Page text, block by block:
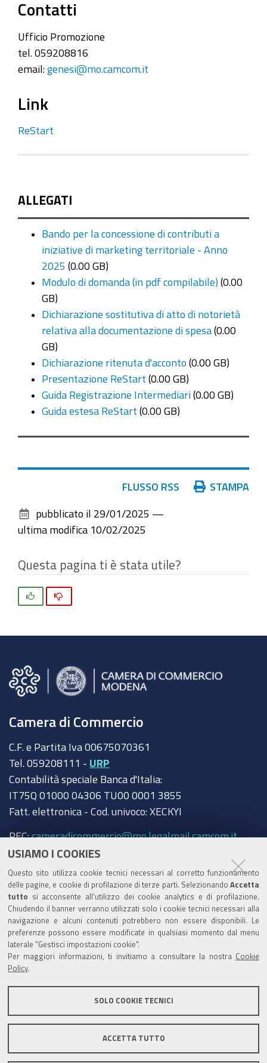
USIAMO I COOKIES
Questo sito utilizza cookie tecnici necessari al corretto funzionamento
delle pagine, e cookie di profilazione di terze parti. Selezionando Accetta
tutto si acconsente all’utilizzo dei cookie analytics e di profilazione.
Chiudendo il banner verranno utilizzati solo i cookie tecnici necessari alla
navigazione e alcuni contenuti potrebbero non essere disponibili. Le
preferenze possono essere modificate in qualsiasi momento dal menu
laterale "Gestisci impostazioni cookie".
Per maggiori informazioni, ti invitiamo a consultare la nostra Cookie
Policy
SOLO COOKIE TECNICI
ACCETTA TUTTO
Contatti
Ufficio Promozione
tel. 059208816
email: genesi@mo.camcom.it
Link
ReStart
ALLEGATI
Bando per la concessione di contributi a
iniziative di marketing territoriale - Anno
2025 (0.00 GB)
Modulo di domanda (in pdf compilabile) (0.00
GB)
Dichiarazione sostitutiva di atto di notorietà
relativa alla documentazione di spesa (0.00
GB)
Dichiarazione ritenuta d'acconto (0.00 GB)
Presentazione ReStart (0.00 GB)
Guida Registrazione Intermediari (0.00 GB)
Guida estesa ReStart (0.00 GB)
documento
FLUSSO RSS STAMPA
pubblicato il 29/01/2025 —
ultima modifica 10/02/2025
Questa pagina ti è stata utile?
Camera di Commercio
C.F. e Partita Iva 00675070361
Tel. 059208111 - URP
Contabilità speciale Banca d'Italia:
IT75Q 01000 04306 TU00 0001 3855
Fatt. elettronica - Cod. univoco: XECKYI
PEC:cameradicommercio@mo.legalmail.camcom.it
Trasparenza
Amministrazione trasparente
Albo Camerale
Pubblicità Legale
Area riservata Amministratori
Informativa generale
Informative privacy
Accessibilità
Note legali